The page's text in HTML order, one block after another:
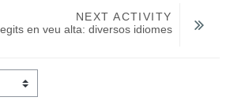
NEXT ACTIVITY
en veu alta: diversos idiomes